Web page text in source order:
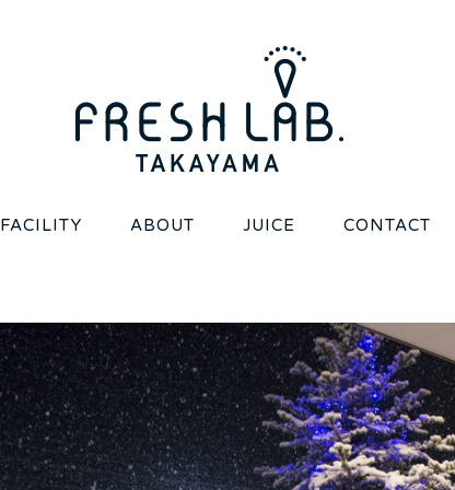
FACILITY ABOUT JUICE CONTACT